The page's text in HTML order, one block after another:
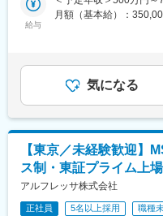
内容としては、ランク
・中途入社1年目20代
・中途入社2年目20代
・中途入社5年目30代／
・中途入社8年目30代／
■会社概要
・電子カルテ、AI音声
に支援。
・「治療から予防へ」
ド感あるPDCAを実現し
・LP、バナー、広告ク
・広告代理店や制作会
・媒体費、KPI、CPA
・タグ設置、計測関連
■扱うサービス
主に自社通販商材のプ
給与
月額（基本給）：
額)は固定手当を含めた
気になる
【東京／未経験歓迎】
ス制・東証プライム上
アルフレッサ株式会社
正社員 5名以上採用 職種